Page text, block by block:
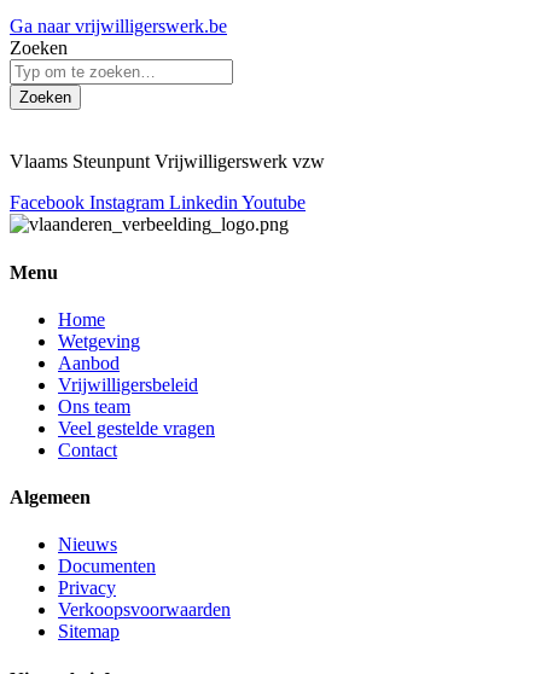
Ga naar vrijwilligerswerk.be
Zoeken
Zoeken
Vlaams Steunpunt Vrijwilligerswerk vzw
Facebook Instagram Linkedin Youtube
Menu
Home
Wetgeving
Aanbod
Vrijwilligersbeleid
Ons team
Veel gestelde vragen
Contact
Algemeen
Nieuws
Documenten
Privacy
Verkoopsvoorwaarden
Sitemap